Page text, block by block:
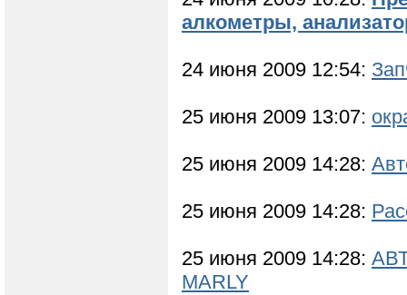
алкометры,
24 июня 2009 12:54:
25 июня 2009 13:07:
25 июня 2009 14:28:
25 июня 2009 14:28:
25 июня 2009 14:28:
MARLY